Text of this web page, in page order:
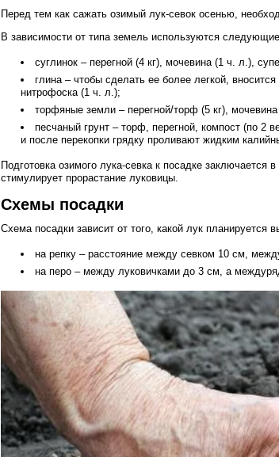
Перед тем как сажать озимый лук-севок осенью,
В зависимости от типа земель используются
суглинок – перегной (4 кг), мочевина (1 ч. л.),
глина – чтобы сделать ее более легкой,
нитрофоска (1 ч. л.);
торфяные земли – перегной/торф (5 кг),
песчаный грунт – торф, перегной, компост (по 2
и после перекопки грядку проливают жидким
Подготовка озимого лука-севка к посадке заключается
стимулирует прорастание луковицы.
Схемы посадки
Схема посадки зависит от того, какой лук
на репку – расстояние между севком 10 см,
на перо – между луковичками до 3 см, а